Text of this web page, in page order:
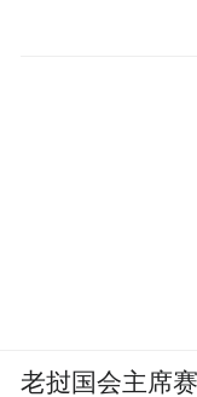
老挝国会主席